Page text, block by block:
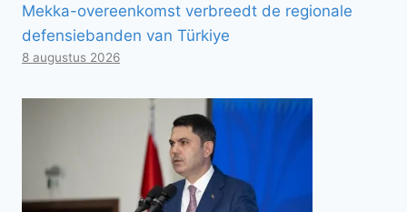
Mekka-overeenkomst verbreedt de regionale
defensiebanden van Türkiye
8 augustus 2026